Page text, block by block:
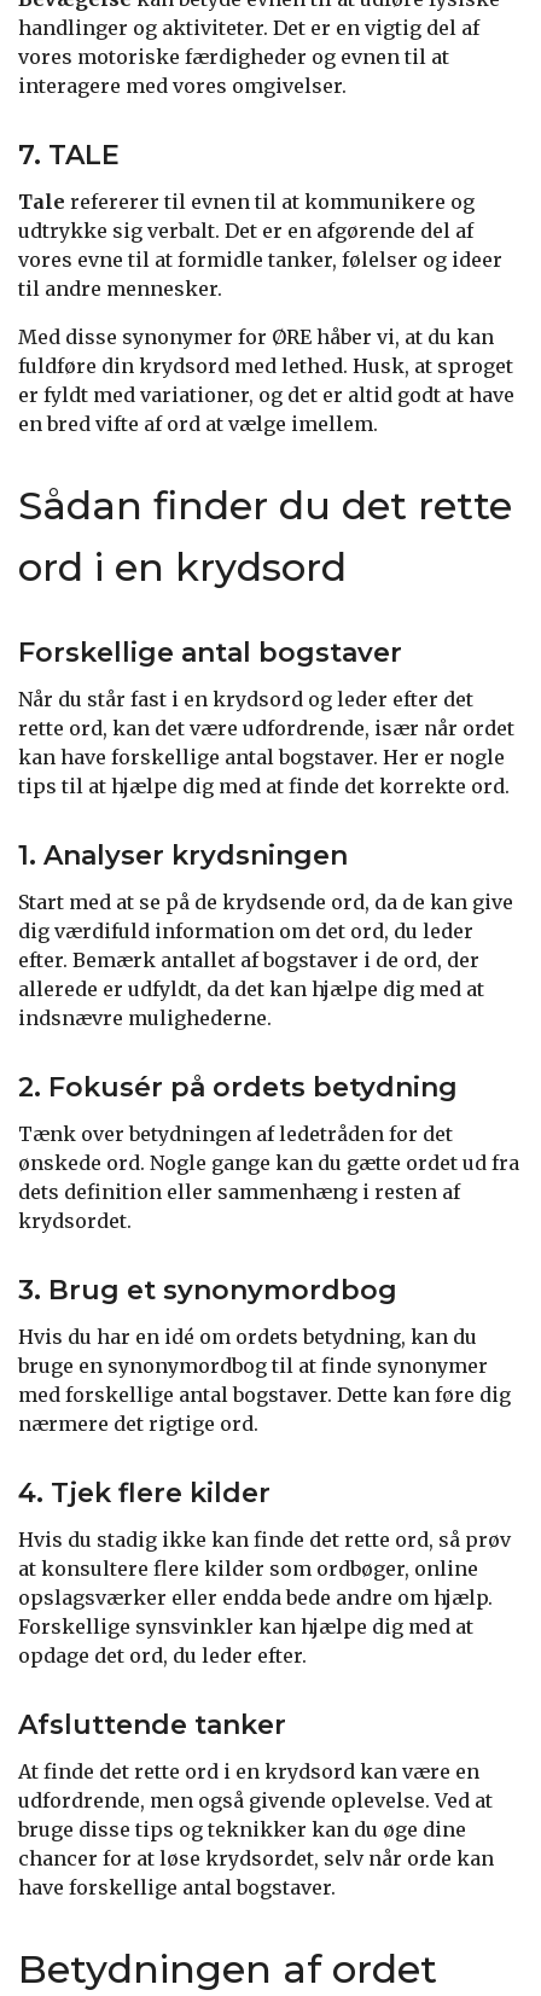
handlinger og aktiviteter. Det er en vigtig del af
vores motoriske færdigheder og evnen til at
interagere med vores omgivelser.
7. TALE
Tale refererer til evnen til at kommunikere og
udtrykke sig verbalt. Det er en afgørende del af
vores evne til at formidle tanker, følelser og ideer
til andre mennesker.
Med disse synonymer for ØRE håber vi, at du kan
fuldføre din krydsord med lethed. Husk, at sproget
er fyldt med variationer, og det er altid godt at have
en bred vifte af ord at vælge imellem.
Sådan finder du det rette
ord i en krydsord
Forskellige antal bogstaver
Når du står fast i en krydsord og leder efter det
rette ord, kan det være udfordrende, især når ordet
kan have forskellige antal bogstaver. Her er nogle
tips til at hjælpe dig med at finde det korrekte ord.
1. Analyser krydsningen
Start med at se på de krydsende ord, da de kan give
dig værdifuld information om det ord, du leder
efter. Bemærk antallet af bogstaver i de ord, der
allerede er udfyldt, da det kan hjælpe dig med at
indsnævre mulighederne.
2. Fokusér på ordets betydning
Tænk over betydningen af ledetråden for det
ønskede ord. Nogle gange kan du gætte ordet ud fra
dets definition eller sammenhæng i resten af
krydsordet.
3. Brug et synonymordbog
Hvis du har en idé om ordets betydning, kan du
bruge en synonymordbog til at finde synonymer
med forskellige antal bogstaver. Dette kan føre dig
nærmere det rigtige ord.
4. Tjek flere kilder
Hvis du stadig ikke kan finde det rette ord, så prøv
at konsultere flere kilder som ordbøger, online
opslagsværker eller endda bede andre om hjælp.
Forskellige synsvinkler kan hjælpe dig med at
opdage det ord, du leder efter.
Afsluttende tanker
At finde det rette ord i en krydsord kan være en
udfordrende, men også givende oplevelse. Ved at
bruge disse tips og teknikker kan du øge dine
chancer for at løse krydsordet, selv når orde kan
have forskellige antal bogstaver.
Betydningen af ordet